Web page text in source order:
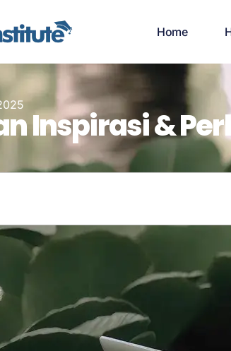
Home
Inspirasi &